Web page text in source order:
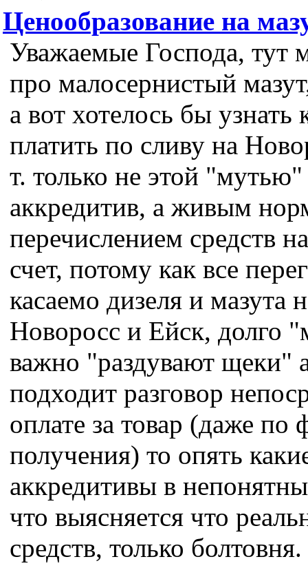
Ценообразование на
Уважаемые Господа, тут
про малосернистый
а вот хотелось бы узнать
платить по сливу на
т. только не этой
аккредитив, а живым
перечислением средств
счет, потому как все
касаемо дизеля и мазута
Новоросс и Ейск, долго
важно "раздувают щеки"
подходит разговор
оплате за товар (даже по
получения) то опять
аккредитивы в
что выясняется что
средств, только болтовня.